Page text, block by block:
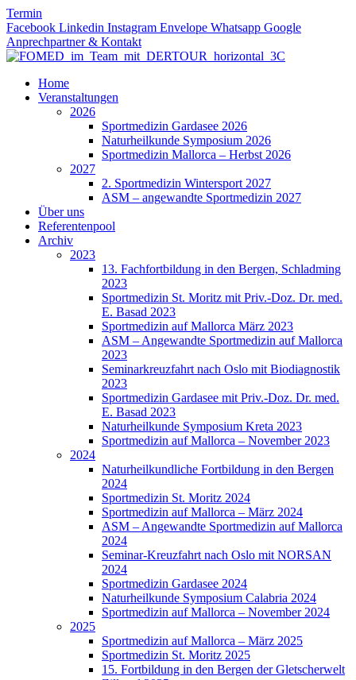
Zum
Inhalt
springen
Termin
Facebook Linkedin Instagram Envelope Whatsapp Google
Anprechpartner & Kontakt
Home
Veranstaltungen
2026
Sportmedizin Gardasee 2026
Naturheilkunde Symposium 2026
Sportmedizin Mallorca – Herbst 2026
2027
2. Sportmedizin Wintersport 2027
ASM – angewandte Sportmedizin 2027
Über uns
Referentenpool
Archiv
2023
13. Fachfortbildung in den Bergen, Schladming
2023
Sportmedizin St. Moritz mit Priv.-Doz. Dr. med.
E. Basad 2023
Sportmedizin auf Mallorca März 2023
ASM – Angewandte Sportmedizin auf Mallorca
2023
Seminarkreuzfahrt nach Oslo mit Biodiagnostik
2023
Sportmedizin Gardasee mit Priv.-Doz. Dr. med.
E. Basad 2023
Naturheilkunde Symposium Kreta 2023
Sportmedizin auf Mallorca – November 2023
2024
Naturheilkundliche Fortbildung in den Bergen
2024
Sportmedizin St. Moritz 2024
Sportmedizin auf Mallorca – März 2024
ASM – Angewandte Sportmedizin auf Mallorca
2024
Seminar-Kreuzfahrt nach Oslo mit NORSAN
2024
Sportmedizin Gardasee 2024
Naturheilkunde Symposium Calabria 2024
Sportmedizin auf Mallorca – November 2024
2025
Sportmedizin auf Mallorca – März 2025
Sportmedizin St. Moritz 2025
15. Fortbildung in den Bergen der Gletscherwelt